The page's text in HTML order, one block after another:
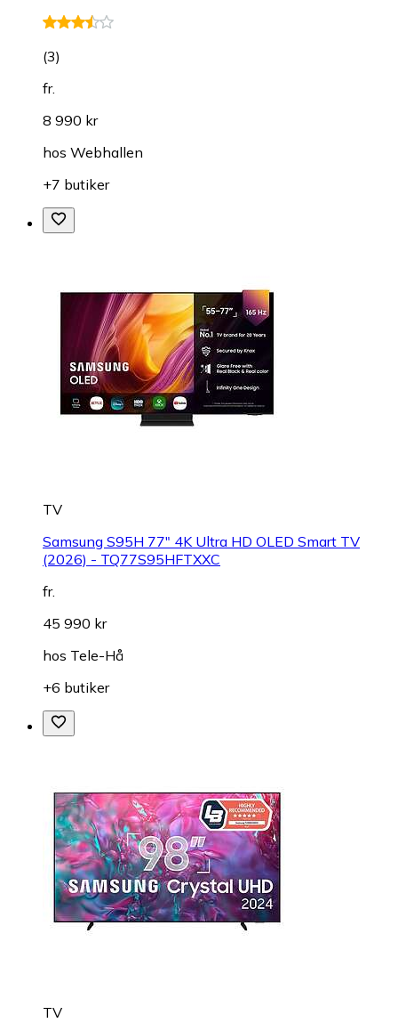
(3)
fr.
8 990 kr
hos Webhallen
+7 butiker
TV
Samsung S95H 77" 4K Ultra HD OLED Smart TV
(2026) - TQ77S95HFTXXC
fr.
45 990 kr
hos Tele-Hå
+6 butiker
TV